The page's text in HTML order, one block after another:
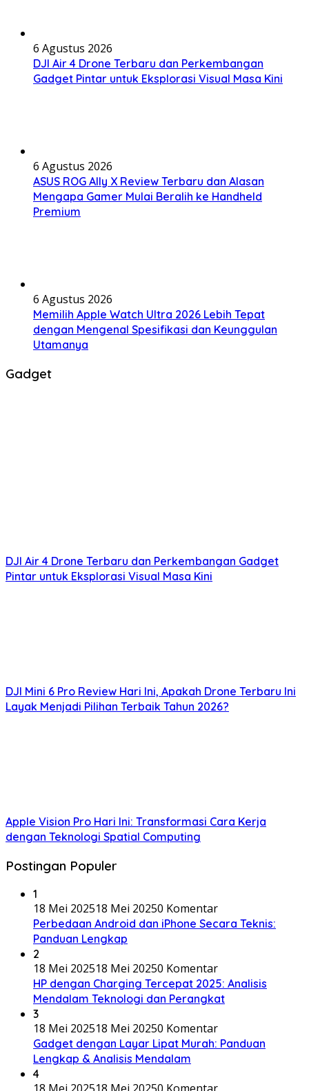
6 Agustus 2026
DJI Air 4 Drone Terbaru dan Perkembangan
Gadget Pintar untuk Eksplorasi Visual Masa Kini
6 Agustus 2026
ASUS ROG Ally X Review Terbaru dan Alasan
Mengapa Gamer Mulai Beralih ke Handheld
Premium
6 Agustus 2026
Memilih Apple Watch Ultra 2026 Lebih Tepat
dengan Mengenal Spesifikasi dan Keunggulan
Utamanya
Gadget
DJI Air 4 Drone Terbaru dan Perkembangan Gadget
Pintar untuk Eksplorasi Visual Masa Kini
DJI Mini 6 Pro Review Hari Ini, Apakah Drone Terbaru Ini
Layak Menjadi Pilihan Terbaik Tahun 2026?
Apple Vision Pro Hari Ini: Transformasi Cara Kerja
dengan Teknologi Spatial Computing
Postingan Populer
1
18 Mei 202518 Mei 20250 Komentar
Perbedaan Android dan iPhone Secara Teknis:
Panduan Lengkap
2
18 Mei 202518 Mei 20250 Komentar
HP dengan Charging Tercepat 2025: Analisis
Mendalam Teknologi dan Perangkat
3
18 Mei 202518 Mei 20250 Komentar
Gadget dengan Layar Lipat Murah: Panduan
Lengkap & Analisis Mendalam
4